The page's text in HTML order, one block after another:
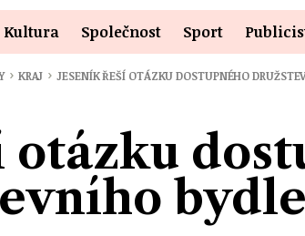
Kultura Společnost Sport
› KRAJ › JESENÍK ŘEŠÍ OTÁZKU DOSTUPNÉHO
otázku